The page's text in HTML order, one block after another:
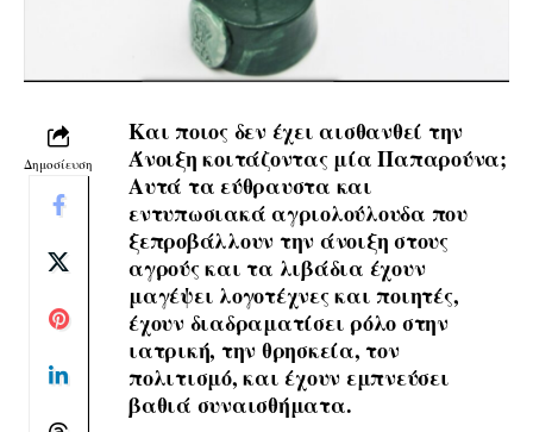
Δημοσίευση
Και ποιος δεν έχει αισθανθεί την
Άνοιξη κοιτάζοντας μία Παπαρούνα;
Αυτά τα εύθραυστα και
εντυπωσιακά αγριολούλουδα που
ξεπροβάλλουν την άνοιξη στους
αγρούς και τα λιβάδια έχουν
μαγέψει λογοτέχνες και ποιητές,
έχουν διαδραματίσει ρόλο στην
ιατρική, την θρησκεία, τον
πολιτισμό, και έχουν εμπνεύσει
βαθιά συναισθήματα.